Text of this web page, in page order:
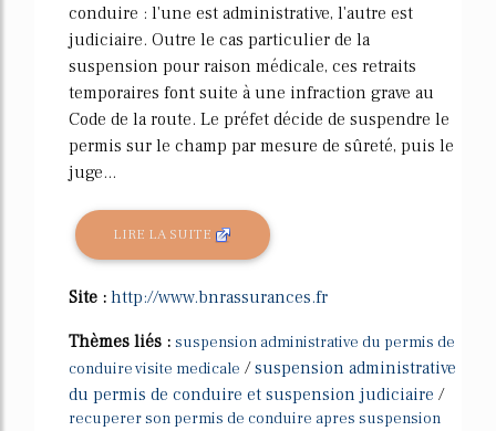
conduire : l'une est administrative, l'autre est
judiciaire. Outre le cas particulier de la
suspension pour raison médicale, ces retraits
temporaires font suite à une infraction grave au
Code de la route. Le préfet décide de suspendre le
permis sur le champ par mesure de sûreté, puis le
juge...
LIRE LA SUITE
Site : http://www.bnrassurances.fr
Thèmes liés : suspension administrative du permis de
conduire visite medicale /suspension administrative
du permis de conduire et suspension judiciaire /
recuperer son permis de conduire apres suspension